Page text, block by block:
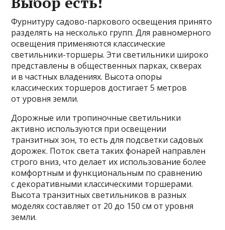
Фурнитуру садово-паркового освещения принято
разделять на несколько групп. Для равномерного
освещения применяются классические
светильники-торшеры. Эти светильники широко
представлены в общественных парках, скверах
и в частных владениях. Высота опоры
классических торшеров достигает 5 метров
от уровня земли.
Дорожные или тропиночные светильники
активно используются при освещении
транзитных зон, то есть для подсветки садовых
дорожек. Поток света таких фонарей направлен
строго вниз, что делает их использование более
комфортным и функциональным по сравнению
с декоративными классическими торшерами.
Высота транзитных светильников в разных
моделях составляет от 20 до 150 см от уровня
земли.